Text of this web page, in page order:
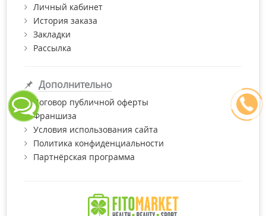
Личный кабинет
История заказа
Закладки
Рассылка
Дополнительно
Договор публичной оферты
Франшиза
Условия использования сайта
Политика конфиденциальности
Партнёрская программа